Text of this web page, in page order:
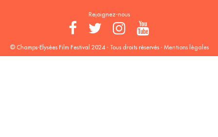
Rejoignez-nous
© Champs-Elysées Film Festival 2024 - Tous droits réservés - Mentions légales